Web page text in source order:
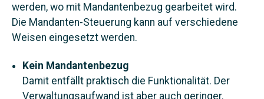
werden, wo mit Mandantenbezug gearbeitet wird.
Die Mandanten-Steuerung kann auf verschiedene
Weisen eingesetzt werden.
Kein Mandantenbezug
Damit entfällt praktisch die Funktionalität. Der
Verwaltungsaufwand ist aber auch geringer.